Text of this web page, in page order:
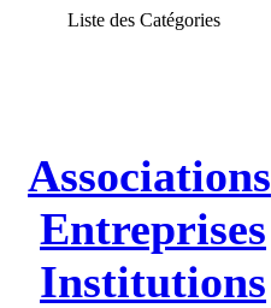
Liste des Catégories
Associations
Entreprises
Institutions